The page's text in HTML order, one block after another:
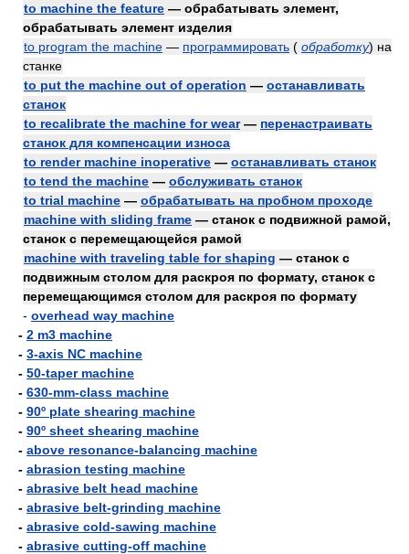
to machine the feature — обрабатывать элемент,
обрабатывать элемент изделия
to program the machine — программировать ( обработку) на
станке
to put the machine out of operation — останавливать
станок
to recalibrate the machine for wear— перенастраивать
станок для компенсации износа
to render machine inoperative — останавливать станок
to tend the machine — обслуживать станок
to trial machine — обрабатывать на пробном проходе
machine with sliding frame — станок с подвижной рамой,
станок с перемещающейся рамой
machine with traveling table for shaping — станок с
подвижным столом для раскроя по формату, станок с
перемещающимся столом для раскроя по формату
- overhead way machine
- 2 m3 machine
- 3-axis NC machine
- 50-taper machine
- 630-mm-class machine
- 90º plate shearing machine
- 90º sheet shearing machine
- above resonance-balancing machine
- abrasion testing machine
- abrasive belt head machine
- abrasive belt-grinding machine
- abrasive cold-sawing machine
- abrasive cutting-off machine